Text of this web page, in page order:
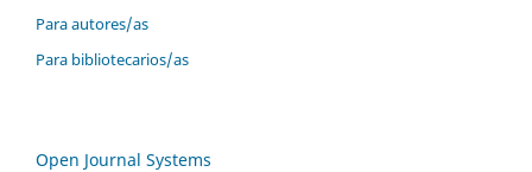
Para autores/as
Para bibliotecarios/as
Open Journal Systems